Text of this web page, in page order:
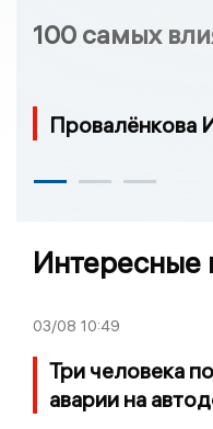
100 самых
Провалёнкова
Интересные
03/08 10:49
Три человека
аварии на